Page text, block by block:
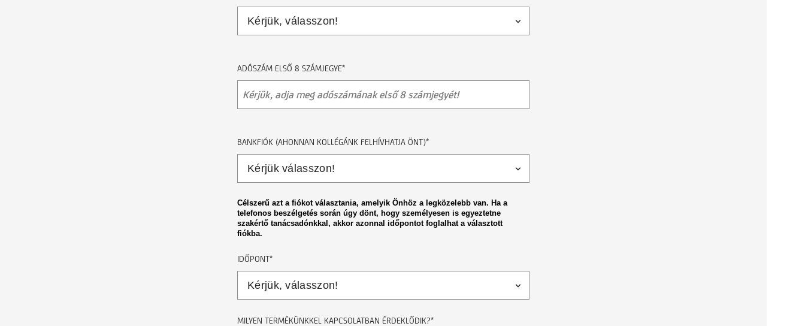
ADÓSZÁM ELSŐ 8 SZÁMJEGYE*
BANKFIÓK (AHONNAN KOLLÉGÁNK FELHÍVHATJA ÖNT)*
Célszerű azt a fiókot választania, amelyik Önhöz a legközelebb van. Ha a
telefonos beszélgetés során úgy dönt, hogy személyesen is egyeztetne
szakértő tanácsadónkkal, akkor azonnal időpontot foglalhat a választott
fiókba.
IDŐPONT*
MILYEN TERMÉKÜNKKEL KAPCSOLATBAN ÉRDEKLŐDIK?*